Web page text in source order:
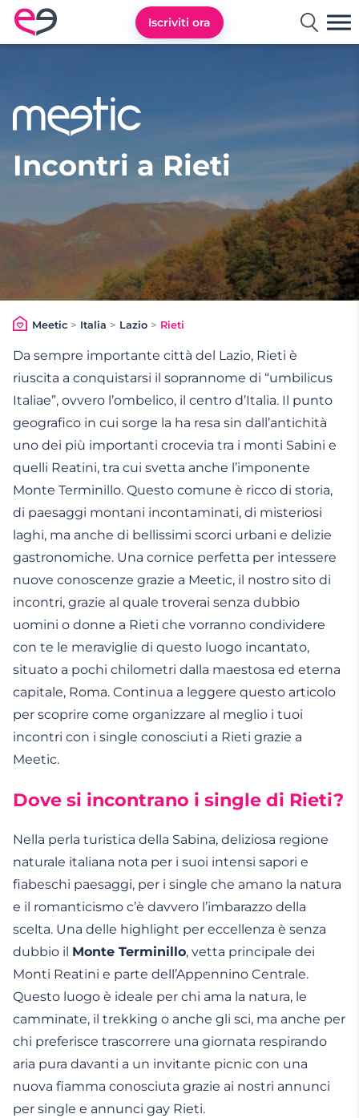
Meetic Italia
Iscriviti ora
Incontri a Rieti
Meetic> Italia > Lazio > Rieti
Da sempre importante città del Lazio, Rieti è
riuscita a conquistarsi il soprannome di “umbilicus
Italiae”, ovvero l’ombelico, il centro d’Italia. Il punto
geografico in cui sorge la ha resa sin dall’antichità
uno dei più importanti crocevia tra i monti Sabini e
quelli Reatini, tra cui svetta anche l’imponente
Monte Terminillo. Questo comune è ricco di storia,
di paesaggi montani incontaminati, di misteriosi
laghi, ma anche di bellissimi scorci urbani e delizie
gastronomiche. Una cornice perfetta per intessere
nuove conoscenze grazie a Meetic, il nostro sito di
incontri, grazie al quale troverai senza dubbio
uomini o donne a Rieti che vorranno condividere
con te le meraviglie di questo luogo incantato,
situato a pochi chilometri dalla maestosa ed eterna
capitale, Roma. Continua a leggere questo articolo
per scoprire come organizzare al meglio i tuoi
incontri con i single conosciuti a Rieti grazie a
Meetic.
Dove si incontrano i single di Rieti?
Nella perla turistica della Sabina, deliziosa regione
naturale italiana nota per i suoi intensi sapori e
fiabeschi paesaggi, per i single che amano la natura
e il romanticismo c’è davvero l’imbarazzo della
scelta. Una delle highlight per eccellenza è senza
dubbio il Monte Terminillo, vetta principale dei
Monti Reatini e parte dell’Appennino Centrale.
Questo luogo è ideale per chi ama la natura, le
camminate, il trekking o anche gli sci, ma anche per
chi preferisce trascorrere una giornata respirando
aria pura davanti a un invitante picnic con una
nuova fiamma conosciuta grazie ai nostri annunci
per single e annunci gay Rieti.